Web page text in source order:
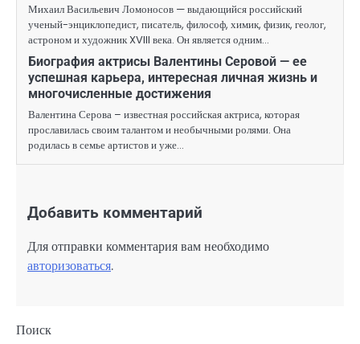
Михаил Васильевич Ломоносов — выдающийся российский
ученый-энциклопедист, писатель, философ, химик, физик, геолог,
астроном и художник XVIII века. Он является одним…
Биография актрисы Валентины Серовой — ее
успешная карьера, интересная личная жизнь и
многочисленные достижения
Валентина Серова – известная российская актриса, которая
прославилась своим талантом и необычными ролями. Она
родилась в семье артистов и уже…
Добавить комментарий
Для отправки комментария вам необходимо
авторизоваться.
Поиск